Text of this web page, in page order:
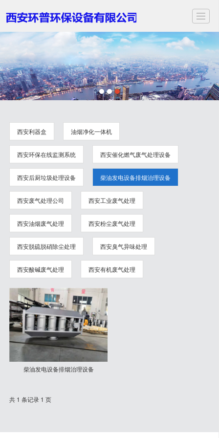
首页 关于我们 服务项目 应用领域案例展示新闻动态视频中心
西安利器盒 油烟净化一体机
西安环保在线监测系统 西安催化燃气废气处理设备
西安后厨垃圾处理设备 柴油发电设备排烟治理设备
西安废气处理公司 西安工业废气处理
西安油烟废气处理 西安粉尘废气处理
西安脱硫脱硝除尘处理 西安臭气异味处理
西安酸碱废气处理 西安有机废气处理
柴油发电设备排烟治理设备
共 1 条记录 1 页